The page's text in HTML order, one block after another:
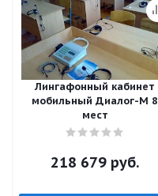
Лингафонный кабинет
мобильный Диалог-М 8
мест
218 679 руб.